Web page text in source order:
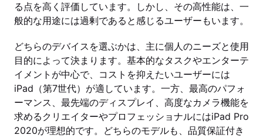
る点を高く評価しています。しかし、その高性能は、一
般的な用途には過剰であると感じるユーザーもいます。
どちらのデバイスを選ぶかは、主に個人のニーズと使用
目的によって決まります。基本的なタスクやエンターテ
イメントが中心で、コストを抑えたいユーザーには
iPad（第7世代）が適しています。一方、最高のパフォ
ーマンス、最先端のディスプレイ、高度なカメラ機能を
求めるクリエイターやプロフェッショナルにはiPad Pro
2020が理想的です。どちらのモデルも、品質保証付き